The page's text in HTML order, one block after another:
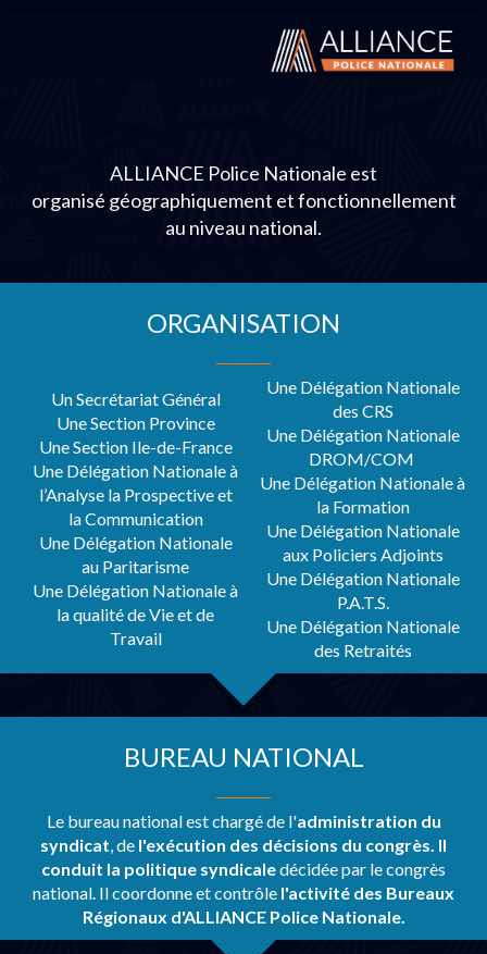
ALLIANCE Police Nationale est
organisé géographiquement et fonctionnellement
au niveau national.
ORGANISATION
Un Secrétariat Général
Une Section Province
Une Section Ile-de-France
Une Délégation Nationale à
l’Analyse la Prospective et
la Communication
Une Délégation Nationale
au Paritarisme
Une Délégation Nationale à
la qualité de Vie et de
Travail
Une Délégation Nationale
des CRS
Une Délégation Nationale
DROM/COM
Une Délégation Nationale à
la Formation
Une Délégation Nationale
aux Policiers Adjoints
Une Délégation Nationale
P.A.T.S.
Une Délégation Nationale
des Retraités
BUREAU NATIONAL
Le bureau national est chargé de l'administration du
syndicat, de l'exécution des décisions du congrès. Il
conduit la politique syndicaledécidée par le congrès
national. Il coordonne et contrôle l'activité des Bureaux
Régionaux d'ALLIANCE Police Nationale.